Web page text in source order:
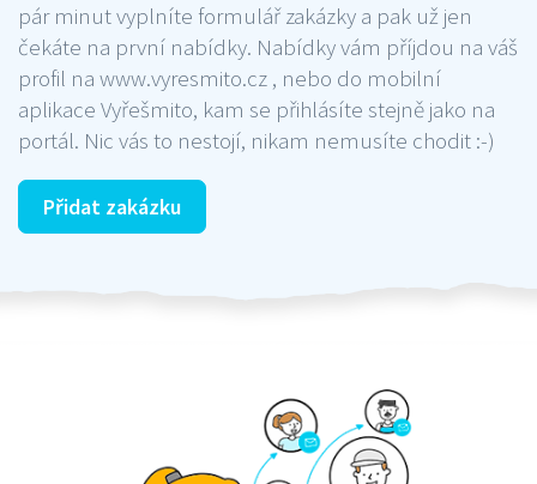
pár minut vyplníte formulář zakázky a pak už jen
čekáte na první nabídky. Nabídky vám příjdou na váš
profil na www.vyresmito.cz , nebo do mobilní
aplikace Vyřešmito, kam se přihlásíte stejně jako na
portál. Nic vás to nestojí, nikam nemusíte chodit :-)
Přidat zakázku